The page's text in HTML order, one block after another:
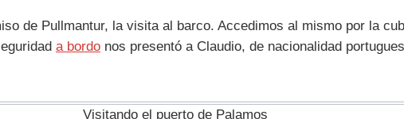
de Pullmantur, la visita al barco. Accedimos al mismo por la
a bordo nos presentó a Claudio, de nacionalidad